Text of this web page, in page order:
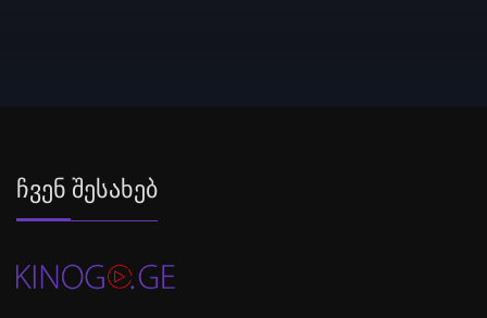
Ჩვენ Შესახებ